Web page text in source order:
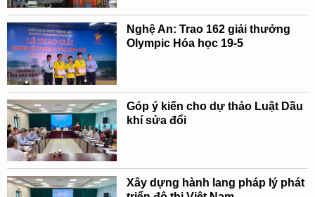
Nghệ An: Trao 162 giải thưởng
Olympic Hóa học 19-5
Góp ý kiến cho dự thảo Luật Dầu
khí sửa đổi
Xây dựng hành lang pháp lý phát